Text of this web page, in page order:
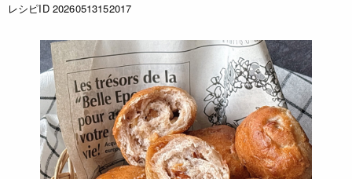
レシピID 20260513152017